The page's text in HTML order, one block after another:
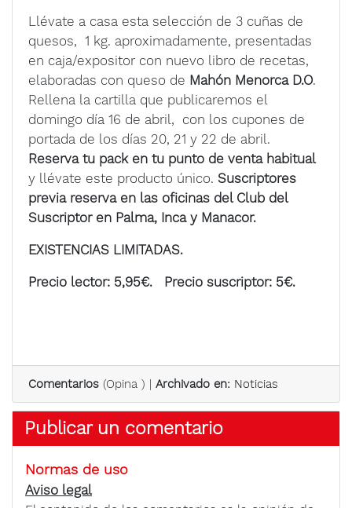
Llévate a casa esta selección de 3 cuñas de
quesos, 1 kg. aproximadamente, presentadas
en caja/expositor con nuevo libro de recetas,
elaboradas con queso de Mahón Menorca D.O.
Rellena la cartilla que publicaremos el
domingo día 16 de abril, con los cupones de
portada de los días 20, 21 y 22 de abril.
Reserva tu pack en tu punto de venta habitual
y llévate este producto único. Suscriptores
previa reserva en las oficinas del Club del
Suscriptor en Palma, Inca y Manacor.
EXISTENCIAS LIMITADAS.
Precio lector: 5,95€. Precio suscriptor: 5€.
Comentarios (Opina ) | Archivado en: Noticias
Publicar un comentario
Normas de uso
Aviso legal